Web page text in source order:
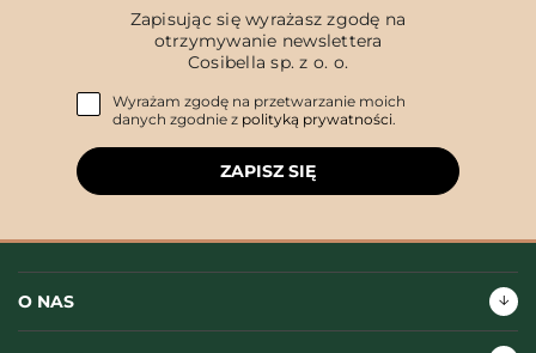
Zapisując się wyrażasz zgodę na
otrzymywanie newslettera
Cosibella sp. z o. o.
Wyrażam zgodę na przetwarzanie moich
danych zgodnie z polityką prywatności.
ZAPISZ SIĘ
O NAS